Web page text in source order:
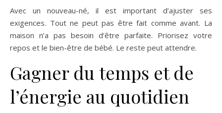
Avec un nouveau-né, il est important d’ajuster ses
exigences. Tout ne peut pas être fait comme avant. La
maison n’a pas besoin d’être parfaite. Priorisez votre
repos et le bien-être de bébé. Le reste peut attendre.
Gagner du temps et de
l’énergie au quotidien